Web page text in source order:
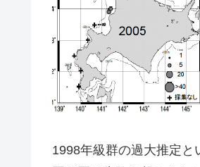
1998年級群の過大推定と